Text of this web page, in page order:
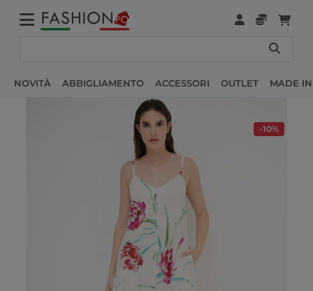
NOVITÀ ABBIGLIAMENTO ACCESSORI OUTLET MADE
-10%